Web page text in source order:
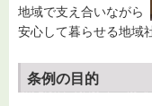
地域で支え合いながら
安心して暮らせる地域
条例の目的